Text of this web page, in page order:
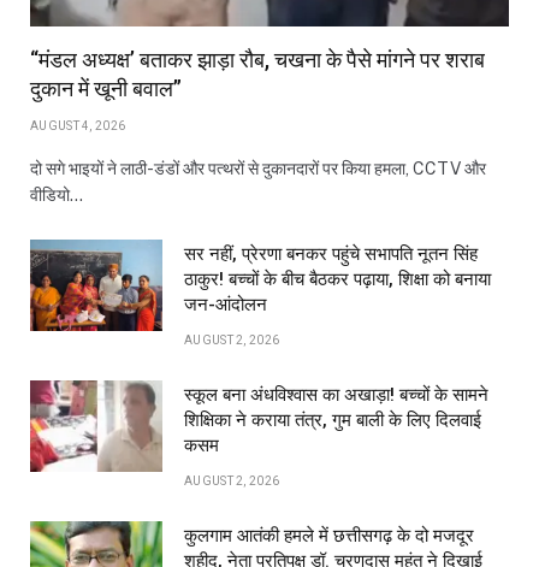
“मंडल अध्यक्ष’ बताकर झाड़ा रौब, चखना के पैसे मांगने पर शराब
दुकान में खूनी बवाल”
AUGUST 4, 2026
दो सगे भाइयों ने लाठी-डंडों और पत्थरों से दुकानदारों पर किया हमला, CCTV और
वीडियो…
सर नहीं, प्रेरणा बनकर पहुंचे सभापति नूतन सिंह
ठाकुर! बच्चों के बीच बैठकर पढ़ाया, शिक्षा को बनाया
जन-आंदोलन
AUGUST 2, 2026
स्कूल बना अंधविश्वास का अखाड़ा! बच्चों के सामने
शिक्षिका ने कराया तंत्र, गुम बाली के लिए दिलवाई
कसम
AUGUST 2, 2026
कुलगाम आतंकी हमले में छत्तीसगढ़ के दो मजदूर
शहीद, नेता प्रतिपक्ष डॉ. चरणदास महंत ने दिखाई